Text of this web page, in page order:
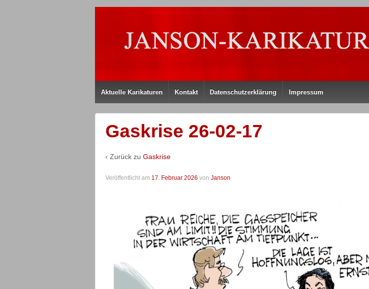
Aktuelle Karikaturen Kontakt Datenschutzerklärung Impressum
Gaskrise 26-02-17
‹ Zurück zu Gaskrise
Veröffentlicht am 17. Februar 2026 von Janson